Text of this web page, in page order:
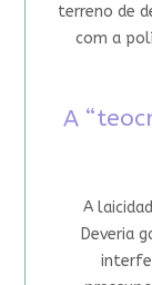
terreno de
com a
A
A
Deveria